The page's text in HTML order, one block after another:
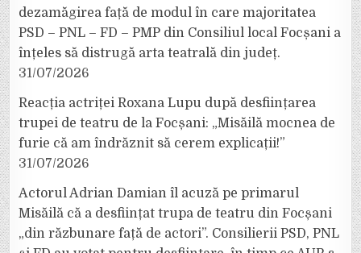
dezamăgirea față de modul în care majoritatea
PSD – PNL – FD – PMP din Consiliul local Focșani a
înțeles să distrugă arta teatrală din județ.
31/07/2026
Reacția actriței Roxana Lupu după desființarea
trupei de teatru de la Focșani: „Misăilă mocnea de
furie că am îndrăznit să cerem explicații!”
31/07/2026
Actorul Adrian Damian îl acuză pe primarul
Misăilă că a desființat trupa de teatru din Focșani
„din răzbunare față de actori”. Consilierii PSD, PNL